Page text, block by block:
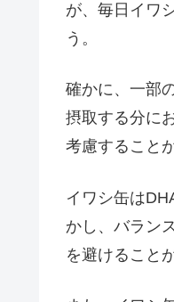
が、毎日イワ
う。
確かに、一部
摂取する分に
考慮すること
イワシ缶は
かし、バラン
を避けること